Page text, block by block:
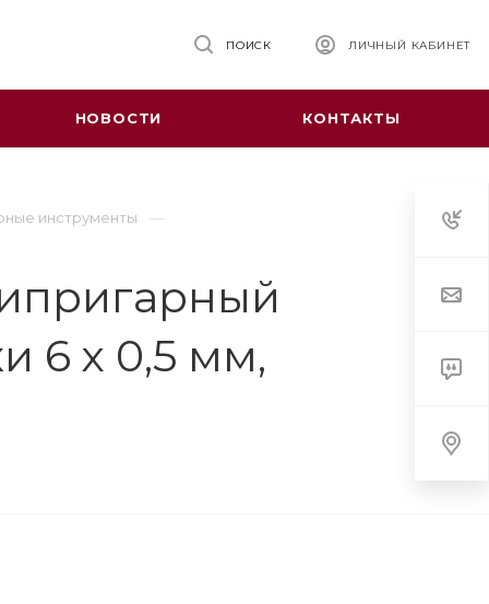
ЛИЧНЫЙ КАБИНЕТ
ПОИСК
НОВОСТИ КОНТАКТЫ
инструменты
6 х 0,5 мм,